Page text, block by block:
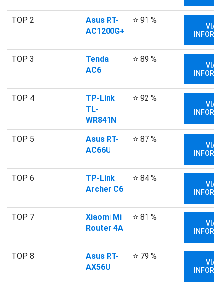
TOP 2
Asus RT-
AC1200G+
⭐ 91 %
VIAC
TOP 3
Tenda
AC6
⭐ 89 %
VIAC
TOP 4
TP-Link
TL-
WR841N
⭐ 92 %
VIAC
TOP 5
Asus RT-
AC66U
⭐ 87 %
VIAC
TOP 6
TP-Link
Archer C6
⭐ 84 %
VIAC
TOP 7
Xiaomi Mi
Router 4A
⭐ 81 %
VIAC
TOP 8
Asus RT-
AX56U
⭐ 79 %
VIAC